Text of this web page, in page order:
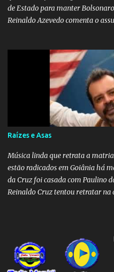
de Estado para manter
Reinaldo Azevedo comenta o
Raízes e Asas
Música linda que retrata a
estão radicados em Goiânia há
da Cruz foi casada com Paulino
Reinaldo Cruz tentou retratar na